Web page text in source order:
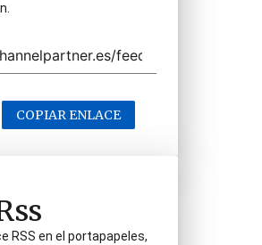
COPIAR ENLACE
RSS en el portapapeles,